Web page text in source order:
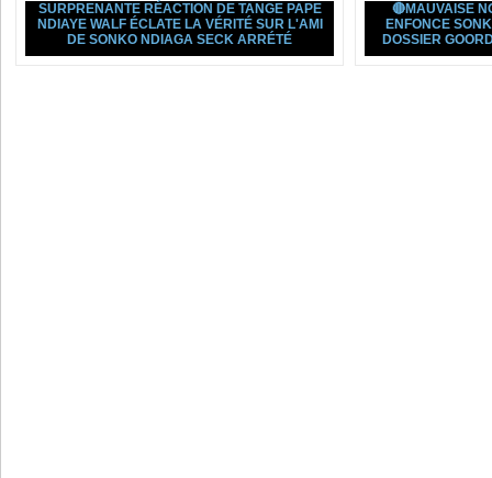
SURPRENANTE RÉACTION DE TANGE PAPE
NDIAYE WALF ÉCLATE LA VÉRITÉ SUR L'AMI
DE SONKO NDIAGA SECK ARRÉTÉ
🔴MAUVAISE
ENFONCE
DOSSIER